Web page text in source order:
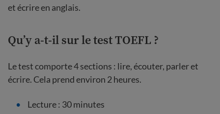
et écrire en anglais.
Qu’y a-t-il sur le test TOEFL ?
Le test comporte 4 sections : lire, écouter, parler et
écrire. Cela prend environ 2 heures.
Lecture : 30 minutes